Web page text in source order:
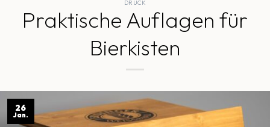
DRUCK
Praktische Auflagen für
Bierkisten
26
Jan.